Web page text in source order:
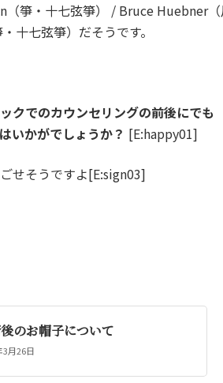
箏・十七弦箏） / Bruce Huebner
十七弦箏）だそうです。
クでのカウンセリングの前後にでも
いかがでしょうか？ [E:happy01]
せそうですよ[E:sign03]
のお帽子について
3月26日